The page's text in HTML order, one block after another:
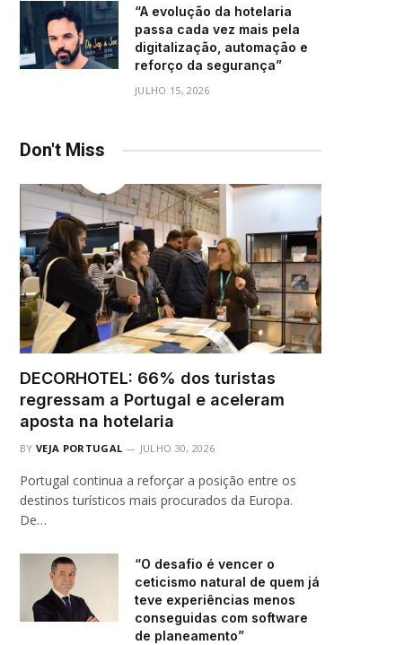
“A evolução da hotelaria
passa cada vez mais pela
digitalização, automação e
reforço da segurança”
JULHO 15, 2026
Don't Miss
DECORHOTEL: 66% dos turistas
regressam a Portugal e aceleram
aposta na hotelaria
BY VEJA PORTUGAL JULHO 30, 2026
Portugal continua a reforçar a posição entre os
destinos turísticos mais procurados da Europa.
De…
“O desafio é vencer o
ceticismo natural de quem já
teve experiências menos
conseguidas com software
de planeamento”